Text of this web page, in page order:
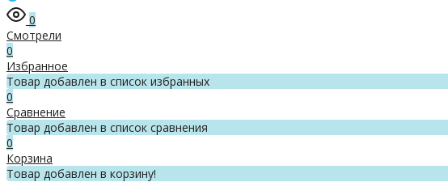
0
Смотрели
0
Избранное
Товар добавлен в список избранных
0
Сравнение
Товар добавлен в список сравнения
0
Корзина
Товар добавлен в корзину!